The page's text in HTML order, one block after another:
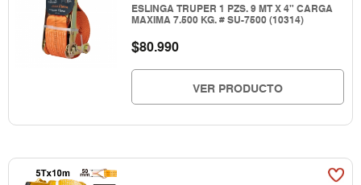
ESLINGA TRUPER 1 PZS. 9 MT X 4" CARGA
MAXIMA 7.500 KG. # SU-7500 (10314)
$80.990
VER PRODUCTO